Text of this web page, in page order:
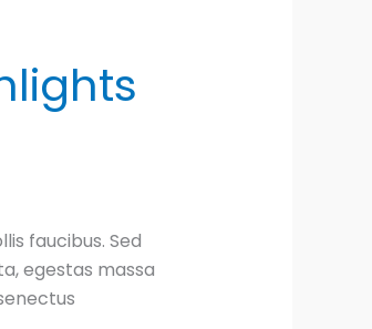
faucibus. Sed
egestas massa